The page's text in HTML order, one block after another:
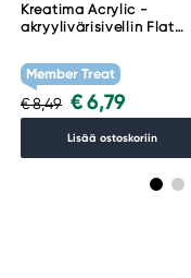
Kreatima Acrylic -
akryylivärisivellin Flat
Member Treat
€ 8,49 € 6,79
Lisää ostoskoriin